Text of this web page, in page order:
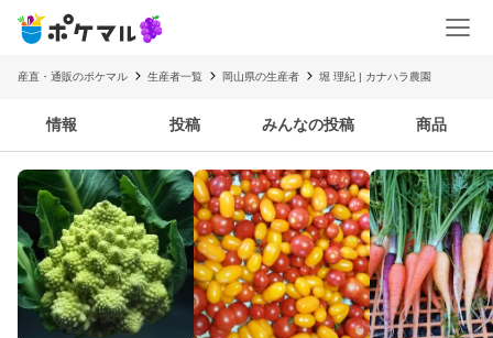
産直・通販のポケマル 生産者一覧 岡山県の生産者 堀 理紀 | カナハラ農園
情報 投稿 みんなの投稿 商品